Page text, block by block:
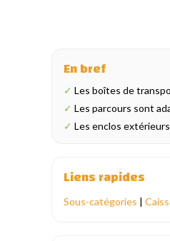
En bref
✓ Les boîtes de
✓ Les parcours sont
✓ Les enclos
Liens rapides
Sous-catégories |